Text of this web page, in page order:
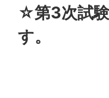
☆第3次試
す。